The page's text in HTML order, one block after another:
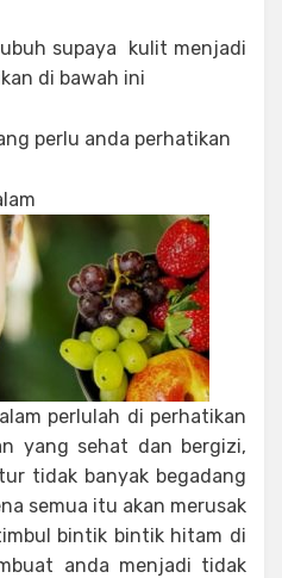
supaya kulit menjadi
di bawah ini
perlu anda perhatikan
perlulah di perhatikan
yang sehat dan bergizi,
tidak banyak begadang
semua itu akan merusak
bintik bintik hitam di
anda menjadi tidak